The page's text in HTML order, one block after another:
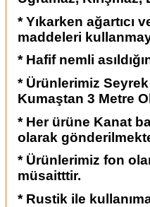
* Yıkarken ağartıcı
maddeleri
* Hafif nemli
* Ürünlerimiz
Kumaştan 3 Metre
* Her ürüne Kanat
olarak
* Ürünlerimiz fon
müsaitttir.
* Rustik ile